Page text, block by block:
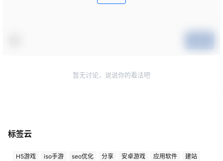
暂无讨论，说说你的看法吧
标签云
H5游戏 iso手游 seo优化 分享 安卓游戏 应用软件 建站